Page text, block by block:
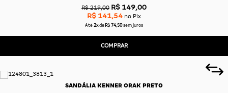
R$ 219,00 R$ 149,00
R$ 141,54 no Pix
Até 2x de R$ 74,50sem juros
COMPRAR
SANDÁLIA KENNER ORAK PRETO